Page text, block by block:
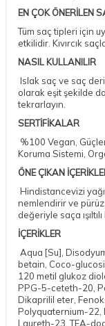
EN ÇOK ÖNERİLEN
Tüm saç tipleri için
etkilidir. Kıvırcık
NASIL KULLANILIR
Islak saç ve saç
olarak eşit şekilde
tekrarlayın.
SERTİFİKALAR
%100 Vegan,
Koruma Sistemi,
ÖNE ÇIKAN
Hindistancevizi
nemlendirir ve
değeriyle saça
İÇERİKLER
Aqua [Su],
betain, Coco-
120 metil glukoz
PPG-5-ceteth-20,
Dikaprilil eter,
Polyquaternium-22,
Laureth-23, TEA-